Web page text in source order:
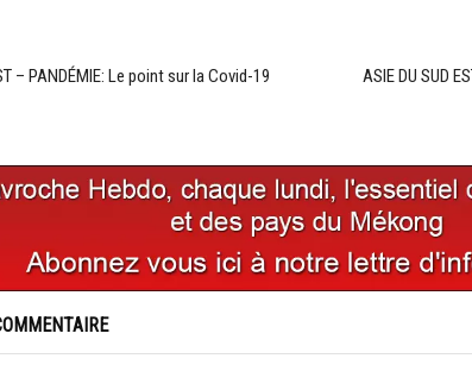
– PANDÉMIE: Le point sur la Covid-19
ASIE DU SUD